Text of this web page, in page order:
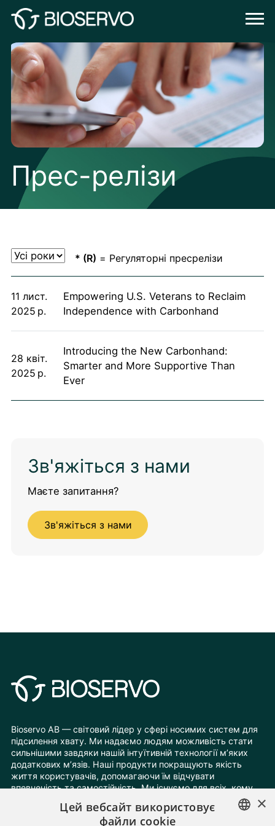
Прес-релізи
* (R) = Регуляторні пресрелізи
11 лист.
2025 р.
Empowering U.S. Veterans to Reclaim
Independence with Carbonhand
28 квіт.
2025 р.
Introducing the New Carbonhand:
Smarter and More Supportive Than
Ever
Зв'яжіться з нами
Маєте запитання?
Зв'яжіться з нами
Bioservo AB — світовий лідер у сфері носимих систем для
підсилення хвату. Ми надаємо людям можливість стати
сильнішими завдяки нашій інтуїтивній технології м’яких
додаткових м’язів. Наші продукти покращують якість
життя користувачів, допомагаючи їм відчувати
впевненість та самостійність. Ми існуємо для всіх, кому
×
Цей вебсайт використовує
файли cookie